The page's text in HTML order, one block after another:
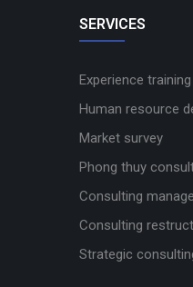
SERVICES
Experience training
Human resource
Market survey
Phong thuy
Consulting
Consulting
Strategic